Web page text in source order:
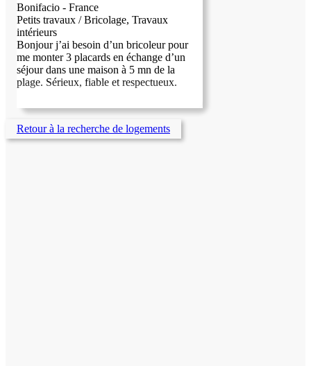
Bonifacio - France
Petits travaux / Bricolage, Travaux
intérieurs
Bonjour j’ai besoin d’un bricoleur pour
me monter 3 placards en échange d’un
séjour dans une maison à 5 mn de la
plage. Sérieux, fiable et respectueux.
Retour à la recherche de logements